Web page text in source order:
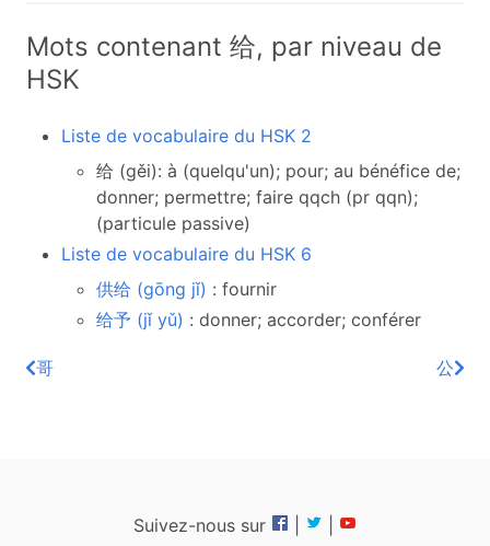
Mots contenant 给, par niveau de
HSK
Liste de vocabulaire du HSK 2
给 (gěi): à (quelqu'un); pour; au bénéfice de;
donner; permettre; faire qqch (pr qqn);
(particule passive)
Liste de vocabulaire du HSK 6
供给 (gōng jǐ) : fournir
给予 (jǐ yǔ) : donner; accorder; conférer
哥 公
Suivez-nous sur